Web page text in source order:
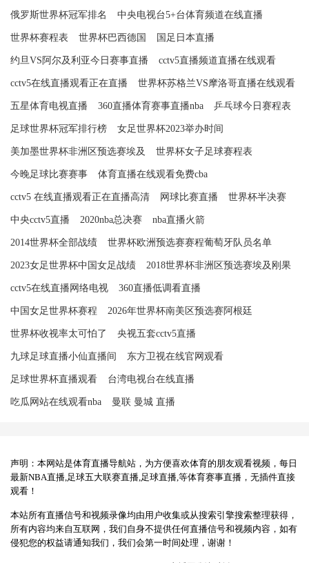
俄罗斯世界杯冠军排名 中央电视台5+台体育频道在线直播
世界杯赛程表 世界杯巴西德国 国足日本直播
约旦VS阿尔及利亚今日赛事直播 cctv5直播频道直播在线观看
cctv5在线直播观看正在直播 世界杯苏格兰VS摩洛哥直播在线观看
五星体育电视直播 360直播体育赛事直播nba 乒乓球今日赛程表
足球世界杯冠军排行榜 女足世界杯2023举办时间
美加墨世界杯非洲区预选赛埃及 世界杯女子足球赛程表
今晚足球比赛赛事 体育直播在线观看免费cba
cctv5 在线直播观看正在直播高清 网球比赛直播 世界杯半决赛
中央cctv5直播 2020nba总决赛 nba直播火箭
2014世界杯全部战绩 世界杯欧洲预选赛赛程葡萄牙队员名单
2023女足世界杯中国女足战绩 2018世界杯非洲区预选赛埃及刚果
cctv5在线直播网络电视 360直播低调看直播
中国女足世界杯赛程 2026年世界杯南美区预选赛阿根廷
世界杯收视率太可怕了 央视五套cctv5直播
九球足球直播小仙直播间 东方卫视在线官网观看
足球世界杯直播观看 台湾电视台在线直播
吃瓜网站在线观看nba 曼联 曼城 直播
声明：本网站是体育直播导航站，为方便喜欢体育的朋友观看视频，每日
最新NBA直播,足球五大联赛直播,足球直播,等体育赛事直播，无插件直接
观看！
本站所有直播信号和视频录像均由用户收集或从搜索引擎搜索整理获得，
所有内容均来自互联网，我们自身不提供任何直播信号和视频内容，如有
侵犯您的权益请通知我们，我们会第一时间处理，谢谢！